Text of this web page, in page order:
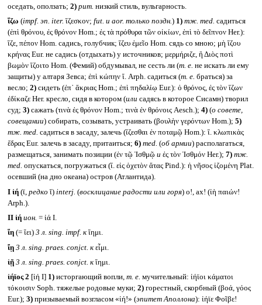
оседать, оползать; 2) рит. низкий стиль, вульгарность.
ἵζω (impf. эп. iter. ἵζεσκον; fut. и aor. только поздн.) 1) тж. med. садиться
(ἐπὶ θρόνου, ἐς θρόνον Hom.; ἐς τὰ πρόθυρα τῶν οἰκίων, ἐπὶ τὸ δεῖπνον Her.):
ἵζε, πέπον Hom. садись, голубчик; ἵζευ ἐμεῖο Hom. сядь со мною; μὴ ἵζου
κρήνας Eur. не садись (отдыхать) у источников; μερμήριζε, ἢ Διὸς ποτὶ
βωμὸν ἵζοιτο Hom. (Фемий) обдумывал, не сесть ли (т. е. не искать ли ему
защиты) у алтаря Зевса; ἐπὶ κώπην ἵ. Arph. садиться (т. е. браться) за
весло; 2)сидеть (ἐπ᾽ ἄκριας Hom.; ἐπὶ πηδαλίῳ Eur.): ὁ θρόνος, ἐς τὸν ἵζων
ἐδίκαζε Her. кресло, сидя в котором (или садясь в которое Сисамн) творил
суд; 3)сажать (τινὰ ἐς θρόνον Hom.; τινὰ ἐν θρόνοις Aesch.); 4)(о совете,
совещании) собирать, созывать, устраивать (βουλὴν γερόντων Hom.); 5)
тж. med. садиться в засаду, залечь (ἵζεσθαι ἐν ποταμῷ Hom.): ἵ. κλωπικὰς
ἕδρας Eur. залечь в засаду, притаиться; 6) med. (об армии) располагаться,
размещаться, занимать позиции (ἐν τῷ Ἰσθμῷ и ἐς τὸν Ἰσθμόν Her.); 7) тж.
med. опускаться, погружаться (ἵ. εἰς ὀχετὸν ἄτας Pind.): ἡ νῆσος ἱζομένη Plat.
осевший (на дно океана) остров (Атлантида).
I ἰή (ῑ, редко ῐ) interj. (восклицание радости или горя) о!, ах! (ἰὴ παιών!
Arph.).
II ἰή ион. = ἰά I.
ἵη (= ἵει)3 л. sing. impf. кἵημι.
ἴῃ 3 л. sing. praes. conjct. кεἶμι.
ἱῇ 3 л. sing. praes. conjct. кἵημι.
ἰήϊος 2 [ἰή I] 1)исторгающий вопли, т. е. мучительный: ἰήϊοι κάματοι
τόκοισιν Soph. тяжелые родовые муки; 2)горестный, скорбный (βοά, γόος
Eur.); 3)призываемый возгласом «ἰή!» (эпитет Аполлона): ἰήϊε Φοῖβε!